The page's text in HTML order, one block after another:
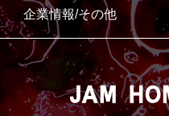
企業情報/その他